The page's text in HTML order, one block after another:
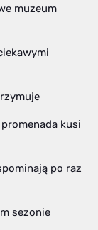
muzeum
kusi
po raz
sezonie